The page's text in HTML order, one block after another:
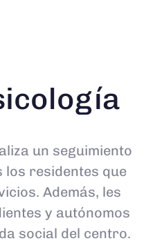
un seguimiento
los residentes que
Además, les
y autónomos
social del centro.